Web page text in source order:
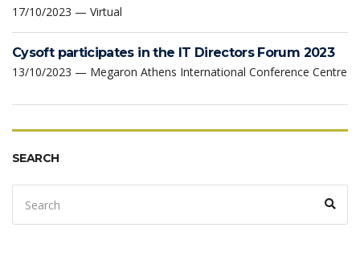
17/10/2023 — Virtual
Cysoft participates in the IT Directors Forum 2023
13/10/2023 — Megaron Athens International Conference Centre
SEARCH
Search
for: